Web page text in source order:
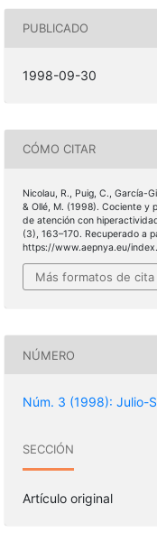
PUBLICADO
1998-09-30
CÓMO CITAR
Nicolau, R., Puig, C., García-
& Ollé, M. (1998). Cociente y
de atención con
(3), 163–170. Recuperado a
https://www.aepnya.eu/
Más formatos de cita
NÚMERO
Núm. 3 (1998): Julio-
SECCIÓN
Artículo original